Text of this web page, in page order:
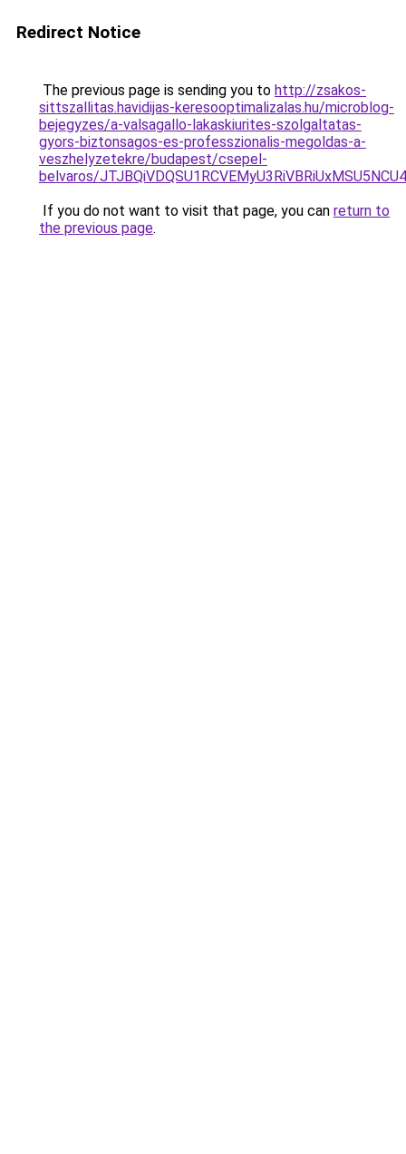
Redirect Notice
The previous page is sending you to http://zsakos-
sittszallitas.havidijas-keresooptimalizalas.hu/microblog-
bejegyzes/a-valsagallo-lakaskiurites-szolgaltatas-
gyors-biztonsagos-es-professzionalis-megoldas-a-
veszhelyzetekre/budapest/csepel-
belvaros/
If you do not want to visit that page, you can return to
the previous page.